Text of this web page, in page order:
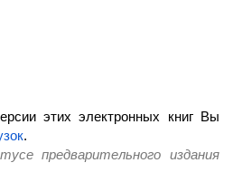
этих электронных книг Вы
.
предварительного издания